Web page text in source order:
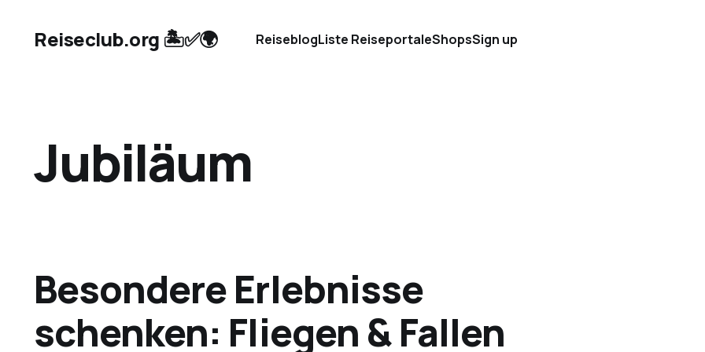
Reiseclub.org 🏝️✅🌍 ReiseblogListe ReiseportaleShopsSign up
Jubiläum
Besondere Erlebnisse
schenken: Fliegen & Fallen